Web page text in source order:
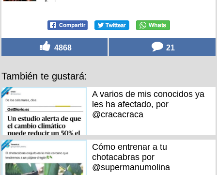
4868 21
También te gustará:
A varios de mis conocidos ya
les ha afectado, por
@cracacraca
Cómo entrenar a tu
chotacabras por
@supermanumolina